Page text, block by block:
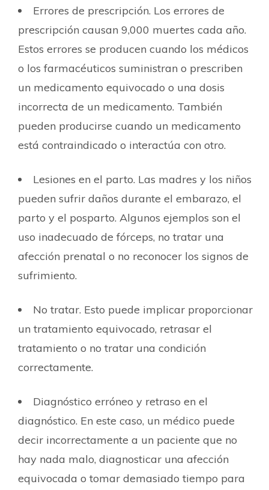
Errores de prescripción. Los errores de
prescripción causan 9,000 muertes cada año.
Estos errores se producen cuando los médicos
o los farmacéuticos suministran o prescriben
un medicamento equivocado o una dosis
incorrecta de un medicamento. También
pueden producirse cuando un medicamento
está contraindicado o interactúa con otro.
Lesiones en el parto. Las madres y los niños
pueden sufrir daños durante el embarazo, el
parto y el posparto. Algunos ejemplos son el
uso inadecuado de fórceps, no tratar una
afección prenatal o no reconocer los signos de
sufrimiento.
No tratar. Esto puede implicar proporcionar
un tratamiento equivocado, retrasar el
tratamiento o no tratar una condición
correctamente.
Diagnóstico erróneo y retraso en el
diagnóstico. En este caso, un médico puede
decir incorrectamente a un paciente que no
hay nada malo, diagnosticar una afección
equivocada o tomar demasiado tiempo para